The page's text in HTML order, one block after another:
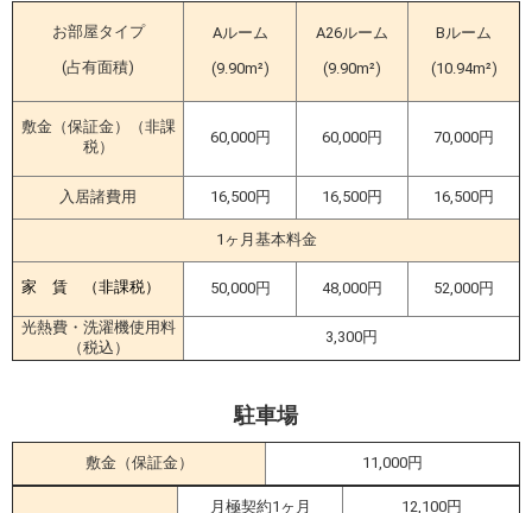
お部屋タイプ
(占有面積)
Aルーム
(9.90m²)
A26ルーム
(9.90m²)
Bルーム
(10.94m²)
敷金（保証金）（非課
税）
60,000円 60,000円 70,000円
入居諸費用 16,500円 16,500円 16,500円
1ヶ月基本料金
家 賃 （非課税） 50,000円 48,000円 52,000円
光熱費・洗濯機使用料
（税込）
3,300円
駐車場
敷金（保証金） 11,000円
月極契約1ヶ月 12,100円